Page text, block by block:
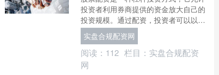
投资者利用券商提供的资金放大自己的
投资规模。通过配资，投资者可以以较
小的本金撬动更大的市场，从而获得更
高的收益。 **配资的优....
实盘合规配资网
阅读： 112 栏目： 实盘合规配资
网